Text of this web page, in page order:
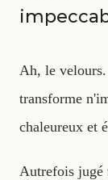
Ah, le
transforme
chaleureux et
Autrefois jugé